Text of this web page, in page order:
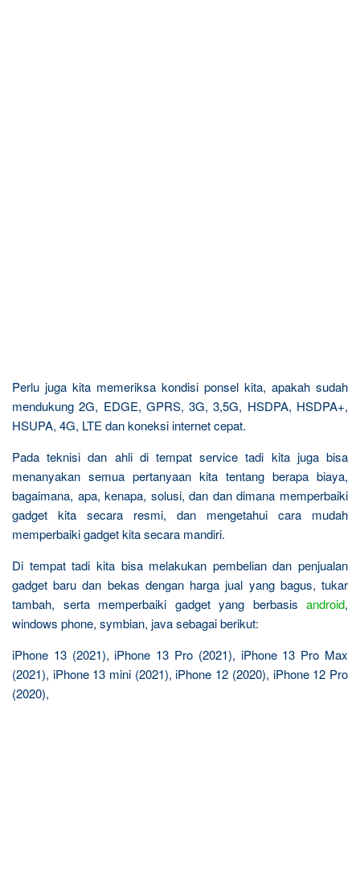
Perlu juga kita memeriksa kondisi ponsel kita, apakah sudah
mendukung 2G, EDGE, GPRS, 3G, 3,5G, HSDPA, HSDPA+,
HSUPA, 4G, LTE dan koneksi internet cepat.
Pada teknisi dan ahli di tempat service tadi kita juga bisa
menanyakan semua pertanyaan kita tentang berapa biaya,
bagaimana, apa, kenapa, solusi, dan dan dimana memperbaiki
gadget kita secara resmi, dan mengetahui cara mudah
memperbaiki gadget kita secara mandiri.
Di tempat tadi kita bisa melakukan pembelian dan penjualan
gadget baru dan bekas dengan harga jual yang bagus, tukar
tambah, serta memperbaiki gadget yang berbasis android,
windows phone, symbian, java sebagai berikut:
iPhone 13 (2021), iPhone 13 Pro (2021), iPhone 13 Pro Max
(2021), iPhone 13 mini (2021), iPhone 12 (2020), iPhone 12 Pro
(2020),